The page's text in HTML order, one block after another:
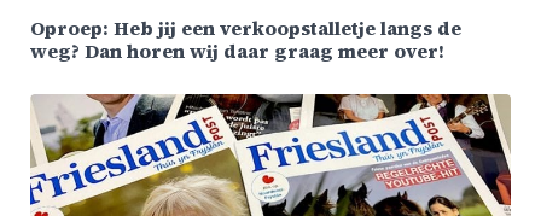
Oproep: Heb jij een verkoopstalletje langs de
weg? Dan horen wij daar graag meer over!